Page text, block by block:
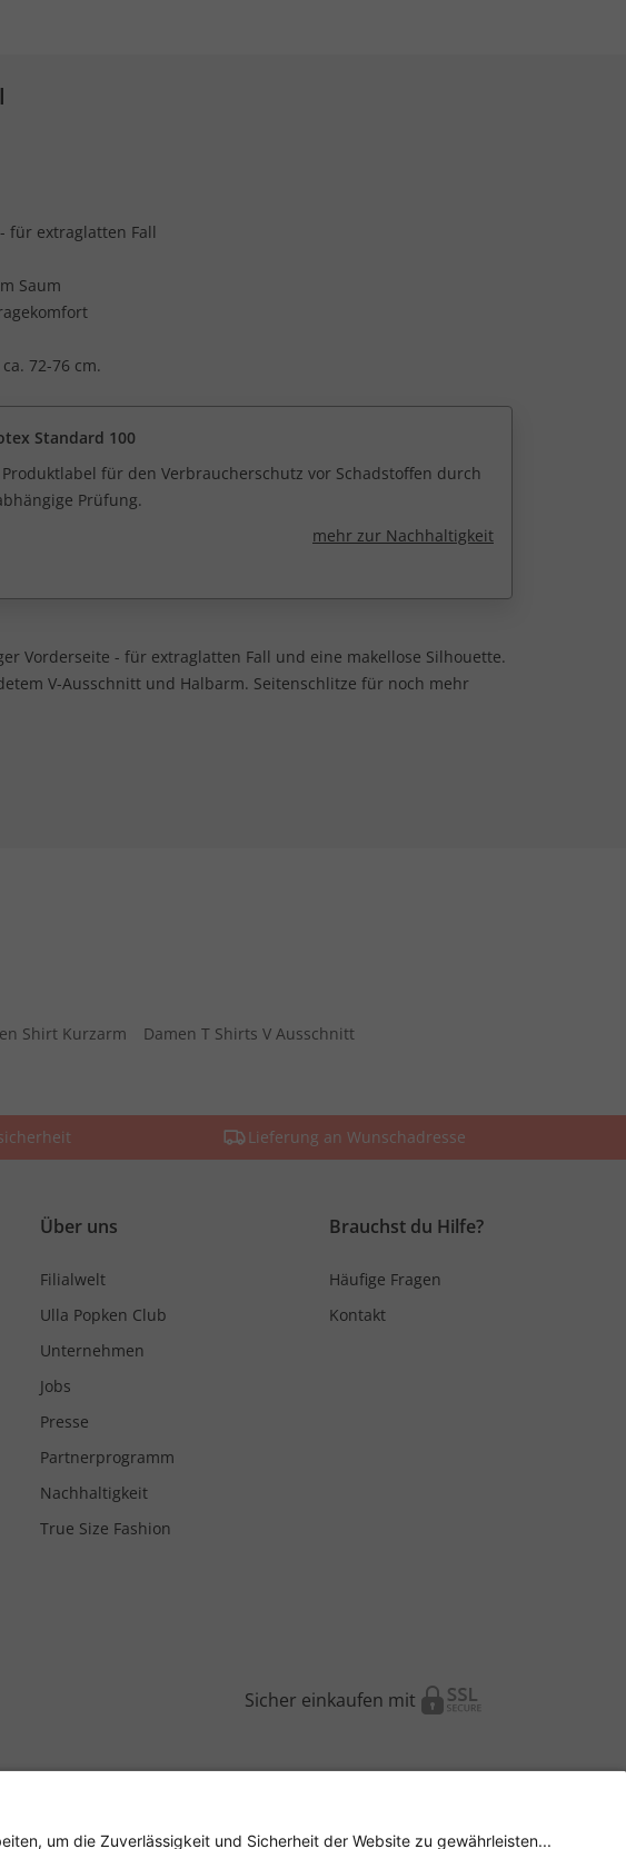
für extraglatten Fall
Saum
72-76 cm.
Standard 100
Produktlabel für den Verbraucherschutz vor Schadstoffen durch
Prüfung.
mehr zur Nachhaltigkeit
Vorderseite - für extraglatten Fall und eine makellose Silhouette.
V-Ausschnitt und Halbarm. Seitenschlitze für noch mehr
Shirt Kurzarm
Damen T Shirts V Ausschnitt
Lieferung an Wunschadresse
Über uns
Filialwelt
Ulla Popken Club
Unternehmen
Jobs
Presse
Partnerprogramm
Nachhaltigkeit
True Size Fashion
Brauchst du Hilfe?
Häufige Fragen
Kontakt
Sicher einkaufen mit